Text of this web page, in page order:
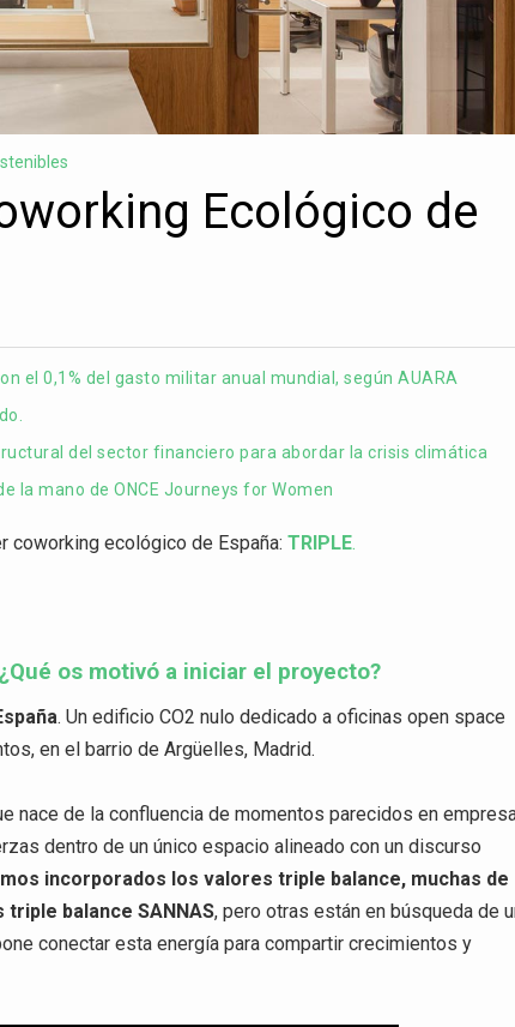
Ecológico de
el 0,1% del gasto militar anual mundial, según AUARA
del sector financiero para abordar la crisis climática
la mano de ONCE Journeys for Women
coworking ecológico de España: TRIPLE.
os motivó a iniciar el proyecto?
. Un edificio CO2 nulo dedicado a oficinas open space
en el barrio de Argüelles, Madrid.
nace de la confluencia de momentos parecidos en
dentro de un único espacio alineado con un discurso
incorporados los valores triple balance, muchas de
balance SANNAS, pero otras están en búsqueda de
conectar esta energía para compartir crecimientos y